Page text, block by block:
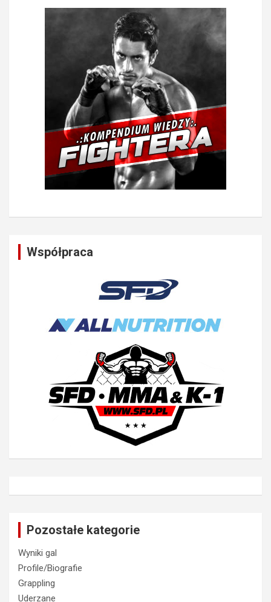
Współpraca
Pozostałe kategorie
Wyniki gal
Profile/Biografie
Grappling
Uderzane